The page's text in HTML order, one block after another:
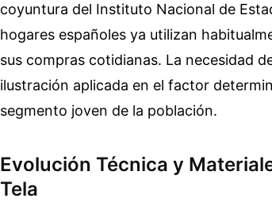
coyuntura del Instituto Nacional de
hogares españoles ya utilizan
sus compras cotidianas. La necesidad
ilustración aplicada en el factor
segmento joven de la población.
Evolución Técnica y
Tela